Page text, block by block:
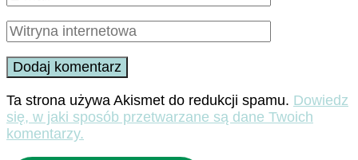
Ta strona używa Akismet do redukcji spamu. Dowiedz
się, w jaki sposób przetwarzane są dane Twoich
komentarzy.